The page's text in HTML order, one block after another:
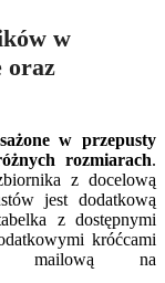
w
oraz
w przepusty
rozmiarach.
z docelową
jest dodatkową
z dostępnymi
króćcami
mailową na